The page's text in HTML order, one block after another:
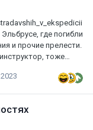
где погибли
и прочие прелести.
тоже
людей и
то переться???
кому эти горы